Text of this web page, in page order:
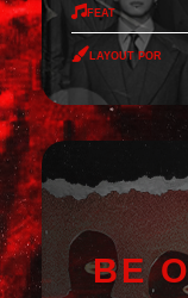
Feat
Layout por
BE